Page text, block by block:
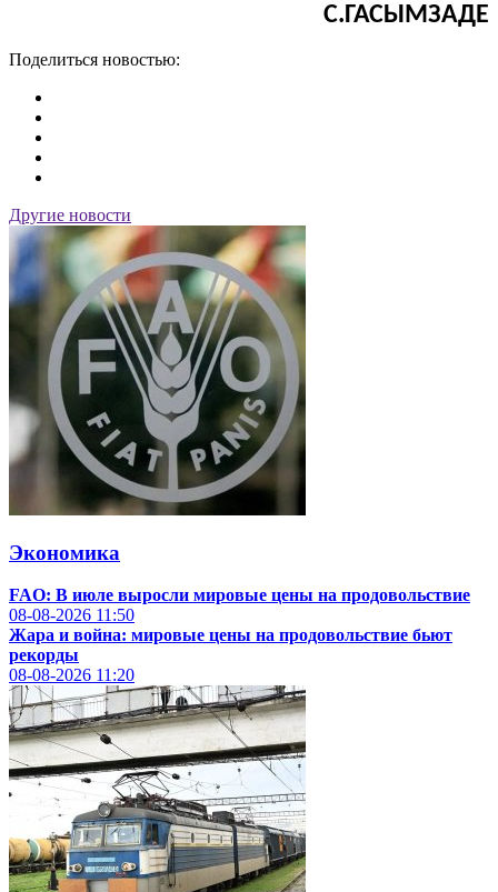
С.ГАСЫМЗАДЕ
Поделиться новостью:
Другие новости
Экономика
FAO: В июле выросли мировые цены на продовольствие
08-08-2026 11:50
Жара и война: мировые цены на продовольствие бьют
рекорды
08-08-2026 11:20